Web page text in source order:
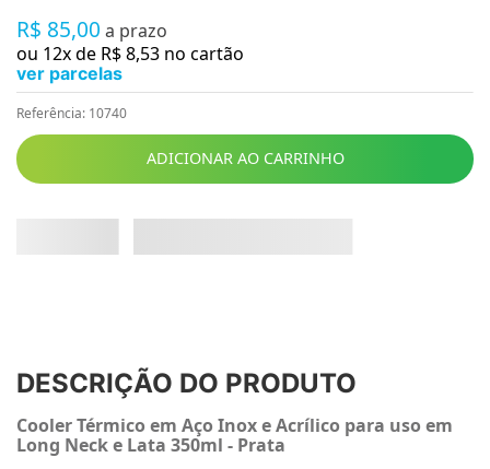
R$ 85,00 a prazo
ou 12x de R$8,53 no cartão
ver parcelas
Referência: 10740
ADICIONAR AO CARRINHO
DESCRIÇÃO DO PRODUTO
Cooler Térmico em Aço Inox e Acrílico para uso em
Long Neck e Lata 350ml - Prata